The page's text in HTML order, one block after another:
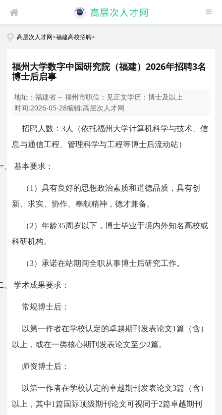
高层次人才网>福建高校招聘>
福州大学数字中国研究院（福建）2026年招聘3名
博士后启事
地址：福建省 -- 福州市职位： 见正文学历：博士及以上
时间:2026-05-28编辑:高层次人才网
招聘人数：3人（依托福州大学计算机科学与技术、信
息与通信工程、管理科学与工程等博士后流动站）
、基本要求：
（1）具有良好的思想政治素质和道德品质，具有创
新、求实、协作、奉献精神，德才兼备。
（2）年龄35周岁以下，博士毕业于境内外知名高校或
科研机构。
（3）承诺在站期间全职从事博士后研究工作。
、学术成果要求：
常规博士后：
以第一作者在学校认定的卓越期刊发表论文1篇（含）
以上，或在一类核心期刊发表论文至少2篇。
师资博士后：
以第一作者在学校认定的卓越期刊发表论文3篇（含）
以上，其中1篇国际顶级期刊论文可视同于2篇卓越期刊